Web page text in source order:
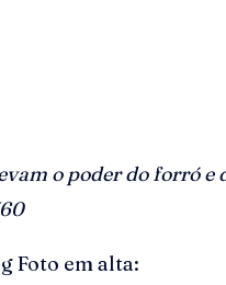
o poder do forró e
Foto em alta: